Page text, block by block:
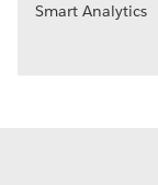
Smart Analytics